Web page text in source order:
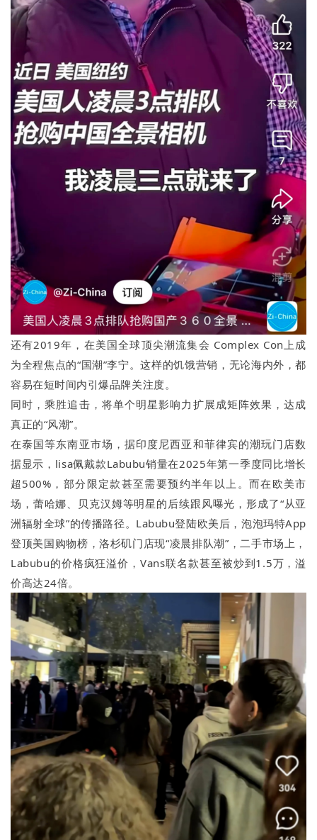
还有2019年，在美国全球顶尖潮流集会 Complex Con上成
为全程焦点的“国潮”李宁。这样的饥饿营销，无论海内外，都
容易在短时间内引爆品牌关注度。
同时，乘胜追击，将单个明星影响力扩展成矩阵效果，达成
真正的“风潮”。
在泰国等东南亚市场，据印度尼西亚和菲律宾的潮玩门店数
据显示，lisa佩戴款Labubu销量在2025年第一季度同比增长
超500%，部分限定款甚至需要预约半年以上。而在欧美市
场，蕾哈娜、贝克汉姆等明星的后续跟风曝光，形成了“从亚
洲辐射全球”的传播路径。Labubu登陆欧美后，泡泡玛特App
登顶美国购物榜，洛杉矶门店现“凌晨排队潮”，二手市场上，
Labubu的价格疯狂溢价，Vans联名款甚至被炒到1.5万，溢
价高达24倍。